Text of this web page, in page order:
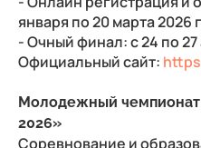
января по 20 марта 2026
- Очный финал: с 24 по 27
Официальный сайт:
Молодежный чемпионат
2026»
Соревнование и